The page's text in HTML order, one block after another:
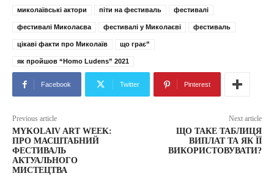
миколаївські актори піти на фестиваль фестивалі
фестивалі Миколаєва фестивалі у Миколаєві фестиваль
цікаві факти про Миколаїв що грає”
як пройшов “Homo Ludens” 2021
Facebook Twitter Pinterest
Previous article
MYKOLAIV ART WEEK:
ПРО МАСШТАБНИЙ
ФЕСТИВАЛЬ
АКТУАЛЬНОГО
МИСТЕЦТВА
Next article
ЩО ТАКЕ ТАБЛИЦЯ
ВИПЛАТ ТА ЯК ЇЇ
ВИКОРИСТОВУВАТИ?